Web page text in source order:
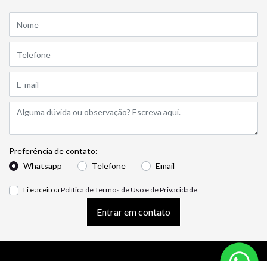
Preferência de contato:
Whatsapp
Telefone Email
Li e aceito a Política de Termos de Uso e de Privacidade.
Entrar em contato